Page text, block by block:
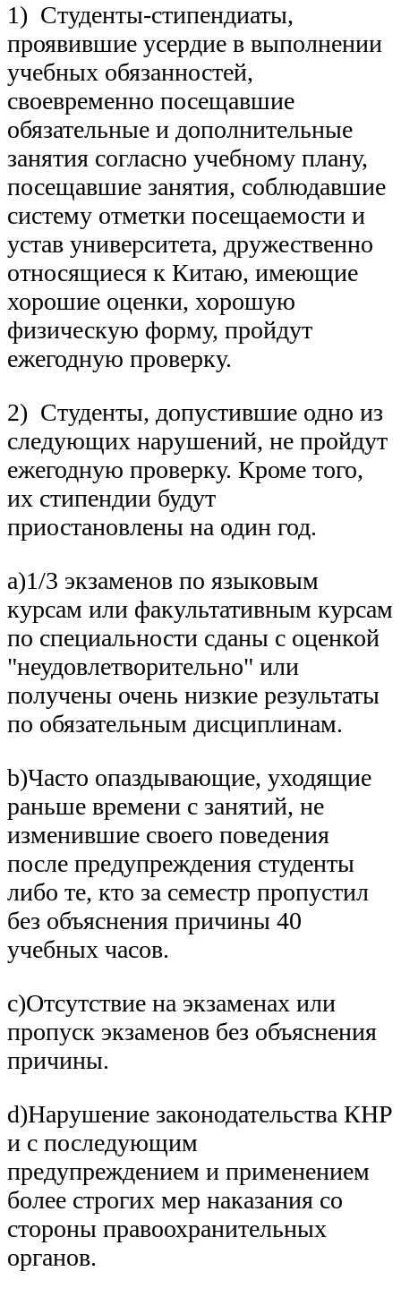
1) Студенты-стипендиаты,
проявившие усердие в выполнении
учебных обязанностей,
своевременно посещавшие
обязательные и дополнительные
занятия согласно учебному плану,
посещавшие занятия, соблюдавшие
систему отметки посещаемости и
устав университета, дружественно
относящиеся к Китаю, имеющие
хорошие оценки, хорошую
физическую форму, пройдут
ежегодную проверку.
2) Студенты, допустившие одно из
следующих нарушений, не пройдут
ежегодную проверку. Кроме того,
их стипендии будут
приостановлены на один год.
a)1/3 экзаменов по языковым
курсам или факультативным курсам
по специальности сданы с оценкой
"неудовлетворительно" или
получены очень низкие результаты
по обязательным дисциплинам.
b)Часто опаздывающие, уходящие
раньше времени с занятий, не
изменившие своего поведения
после предупреждения студенты
либо те, кто за семестр пропустил
без объяснения причины 40
учебных часов.
c)Отсутствие на экзаменах или
пропуск экзаменов без объяснения
причины.
d)Нарушение законодательства КНР
и с последующим
предупреждением и применением
более строгих мер наказания со
стороны правоохранительных
органов.